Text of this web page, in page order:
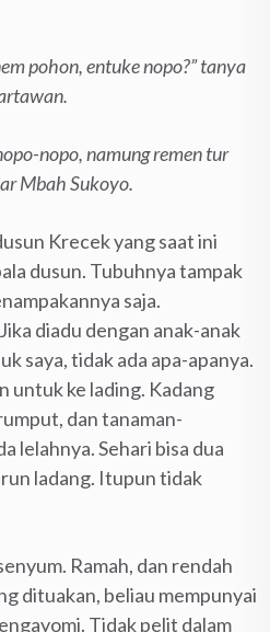
pohon, entuke nopo?” tanya
nopo, namung remen tur
Mbah Sukoyo.
Krecek yang saat ini
dusun. Tubuhnya tampak
saja.
diadu dengan anak-anak
saya, tidak ada apa-apanya.
untuk ke lading. Kadang
dan tanaman-
lelahnya. Sehari bisa dua
ladang. Itupun tidak
Ramah, dan rendah
dituakan, beliau mempunyai
Tidak pelit dalam